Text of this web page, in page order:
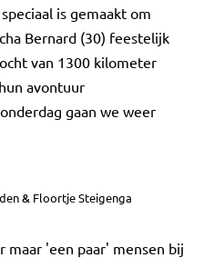
is gemaakt om
Bernard (30) feestelijk
van 1300 kilometer
avontuur
gaan we weer
& Floortje Steigenga
maar 'een paar' mensen bij